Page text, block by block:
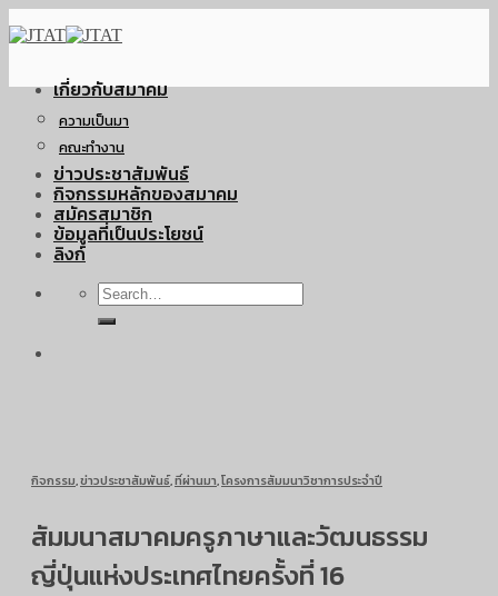
to
เกี่ยวกับสมาคม
ความเป็นมา
คณะทำงาน
ข่าวประชาสัมพันธ์
กิจกรรมหลักของสมาคม
สมัครสมาชิก
ข้อมูลที่เป็นประโยชน์
ลิงก์
กิจกรรม,ข่าวประชาสัมพันธ์,ที่ผ่านมา,โครงการสัมมนาวิชาการประจำปี
สัมมนาสมาคมครูภาษาและวัฒนธรรม
ญี่ปุ่นแห่งประเทศไทยครั้งที่ 16